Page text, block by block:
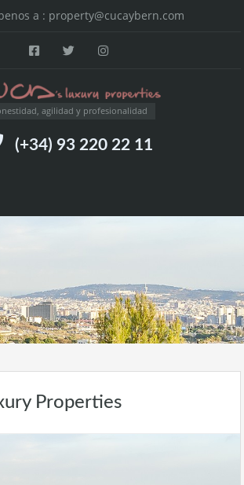
a : property@cucaybern.com
agilidad y profesionalidad
(+34) 93 220 22 11
Properties